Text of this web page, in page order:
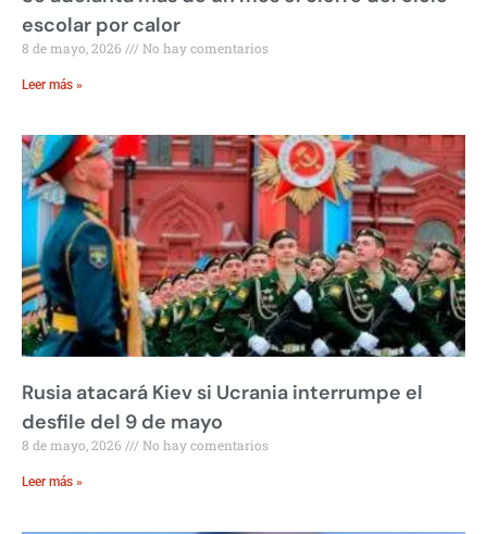
escolar por calor
8 de mayo, 2026 No hay comentarios
Leer más »
Rusia atacará Kiev si Ucrania interrumpe el
desfile del 9 de mayo
8 de mayo, 2026 No hay comentarios
Leer más »